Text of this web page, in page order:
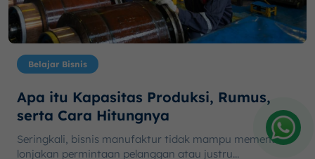
Belajar Bisnis
Apa itu Kapasitas Produksi, Rumus,
serta Cara Hitungnya
Seringkali, bisnis manufaktur tidak mampu memenuhi
lonjakan permintaan pelanggan atau justru...